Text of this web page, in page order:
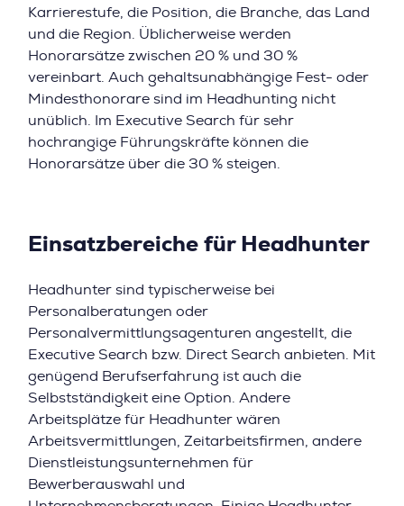
Karrierestufe, die Position, die Branche, das Land
und die Region. Üblicherweise werden
Honorarsätze zwischen 20 % und 30 %
vereinbart. Auch gehaltsunabhängige Fest- oder
Mindesthonorare sind im Headhunting nicht
unüblich. Im Executive Search für sehr
hochrangige Führungskräfte können die
Honorarsätze über die 30 % steigen.
Einsatzbereiche für Headhunter
Headhunter sind typischerweise bei
Personalberatungen oder
Personalvermittlungsagenturen angestellt, die
Executive Search bzw. Direct Search anbieten. Mit
genügend Berufserfahrung ist auch die
Selbstständigkeit eine Option. Andere
Arbeitsplätze für Headhunter wären
Arbeitsvermittlungen, Zeitarbeitsfirmen, andere
Dienstleistungsunternehmen für
Bewerberauswahl und